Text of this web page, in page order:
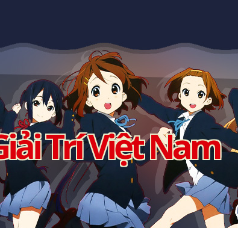
Trí Việt Nam